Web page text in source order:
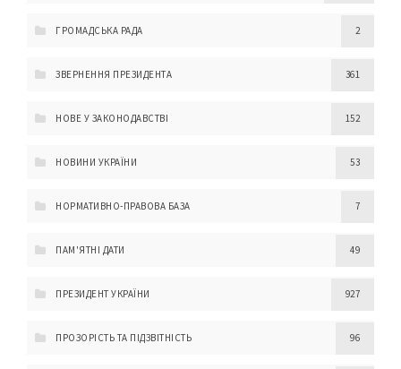
ГРОМАДСЬКА РАДА 2
ЗВЕРНЕННЯ ПРЕЗИДЕНТА 361
НОВЕ У ЗАКОНОДАВСТВІ 152
НОВИНИ УКРАЇНИ 53
НОРМАТИВНО-ПРАВОВА БАЗА 7
ПАМ'ЯТНІ ДАТИ 49
ПРЕЗИДЕНТ УКРАЇНИ 927
ПРОЗОРІСТЬ ТА ПІДЗВІТНІСТЬ 96